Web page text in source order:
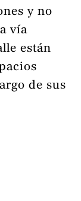
y no
vía
están
de sus